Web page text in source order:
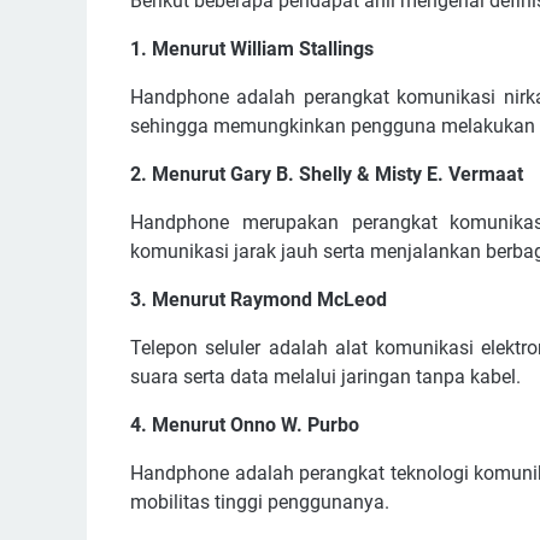
1. Menurut William Stallings
Handphone adalah perangkat komunikasi
sehingga memungkinkan pengguna
2. Menurut Gary B. Shelly & Misty E. Vermaat
Handphone merupakan perangkat
komunikasi jarak jauh serta menjalankan
3. Menurut Raymond McLeod
Telepon seluler adalah alat komunikasi
suara serta data melalui jaringan tanpa kabel.
4. Menurut Onno W. Purbo
Handphone adalah perangkat teknologi
mobilitas tinggi penggunanya.